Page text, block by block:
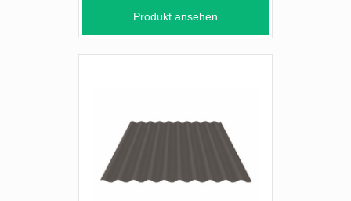
Produkt ansehen